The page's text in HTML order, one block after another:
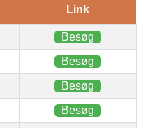
Link
Besøg
Besøg
Besøg
Besøg